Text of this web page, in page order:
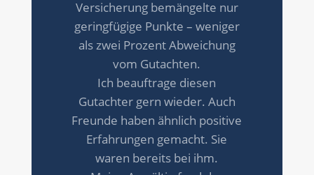
★★★★★
Die Bearbeitung lief sehr leicht
und zügig ab. Die Mitarbeiter